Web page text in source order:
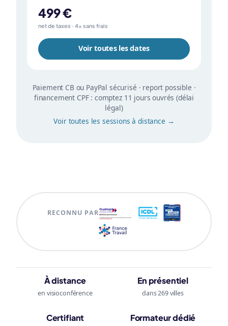
499 €
net de taxes · 4× sans frais
Voir toutes les dates
Paiement CB ou PayPal sécurisé · report possible ·
financement CPF : comptez 11 jours ouvrés (délai
légal)
Voir toutes les sessions à distance →
RECONNU PAR
À distance
en visioconférence
En présentiel
dans 269 villes
Certifiant Formateur dédié